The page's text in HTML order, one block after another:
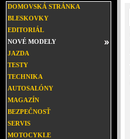
DOMOVSKÁ STRÁNKA
BLESKOVKY
EDITORIÁL
NOVÉ MODELY
JAZDA
TESTY
TECHNIKA
AUTOSALÓNY
MAGAZÍN
BEZPEČNOSŤ
SERVIS
MOTOCYKLE